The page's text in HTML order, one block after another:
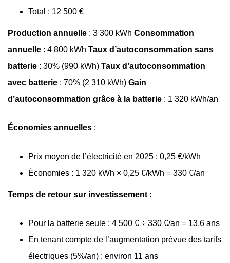
Total : 12 500 €
Production annuelle : 3 300 kWh Consommation
annuelle : 4 800 kWh Taux d’autoconsommation sans
batterie : 30% (990 kWh) Taux d’autoconsommation
avec batterie : 70% (2 310 kWh) Gain
d’autoconsommation grâce à la batterie : 1 320 kWh/an
Économies annuelles :
Prix moyen de l’électricité en 2025 : 0,25 €/kWh
Économies : 1 320 kWh × 0,25 €/kWh = 330 €/an
Temps de retour sur investissement :
Pour la batterie seule : 4 500 € ÷ 330 €/an = 13,6 ans
En tenant compte de l’augmentation prévue des tarifs
électriques (5%/an) : environ 11 ans